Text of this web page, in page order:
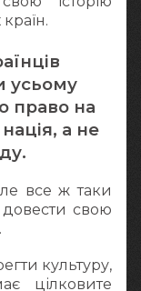
усьому
право на
а не
все ж таки
довести свою
культуру,
цілковите